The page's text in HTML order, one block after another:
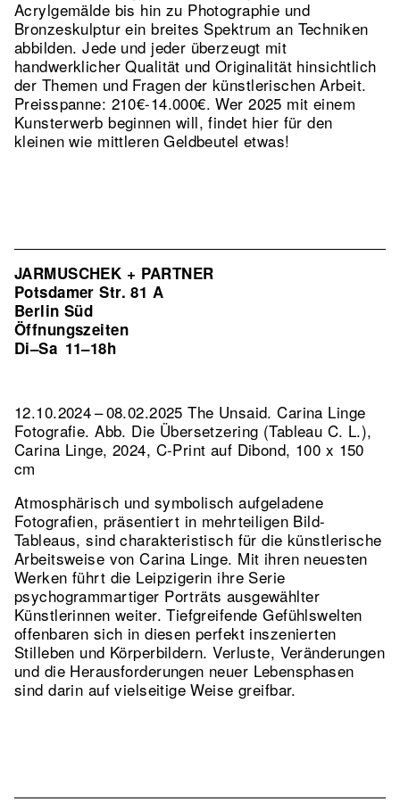
Acrylgemälde bis hin zu Photographie und
Bronzeskulptur ein breites Spektrum an Techniken
abbilden. Jede und jeder überzeugt mit
handwerklicher Qualität und Originalität hinsichtlich
der Themen und Fragen der künstlerischen Arbeit.
Preisspanne: 210€-14.000€. Wer 2025 mit einem
Kunsterwerb beginnen will, findet hier für den
kleinen wie mittleren Geldbeutel etwas!
JARMUSCHEK + PARTNER
Potsdamer Str. 81 A
Berlin Süd
Öffnungszeiten
Di–Sa 11–18h
12.10.2024 – 08.02.2025 The Unsaid. Carina Linge
Fotografie.Abb. Die Übersetzering (Tableau C. L.),
Carina Linge, 2024, C-Print auf Dibond, 100 x 150
cm
Atmosphärisch und symbolisch aufgeladene
Fotografien, präsentiert in mehrteiligen Bild-
Tableaus, sind charakteristisch für die künstlerische
Arbeitsweise von Carina Linge. Mit ihren neuesten
Werken führt die Leipzigerin ihre Serie
psychogrammartiger Porträts ausgewählter
Künstlerinnen weiter. Tiefgreifende Gefühlswelten
offenbaren sich in diesen perfekt inszenierten
Stilleben und Körperbildern. Verluste, Veränderungen
und die Herausforderungen neuer Lebensphasen
sind darin auf vielseitige Weise greifbar.